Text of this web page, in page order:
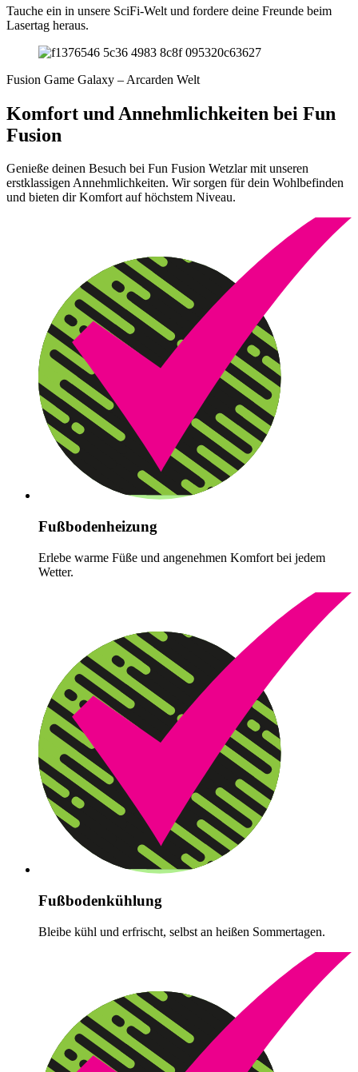
Tauche ein in unsere SciFi-Welt und fordere deine Freunde beim
Lasertag heraus.
Fusion Game Galaxy – Arcarden Welt
Komfort und Annehmlichkeiten bei Fun
Fusion
Genieße deinen Besuch bei Fun Fusion Wetzlar mit unseren
erstklassigen Annehmlichkeiten. Wir sorgen für dein Wohlbefinden
und bieten dir Komfort auf höchstem Niveau.
Fußbodenheizung
Erlebe warme Füße und angenehmen Komfort bei jedem
Wetter.
Fußbodenkühlung
Bleibe kühl und erfrischt, selbst an heißen Sommertagen.